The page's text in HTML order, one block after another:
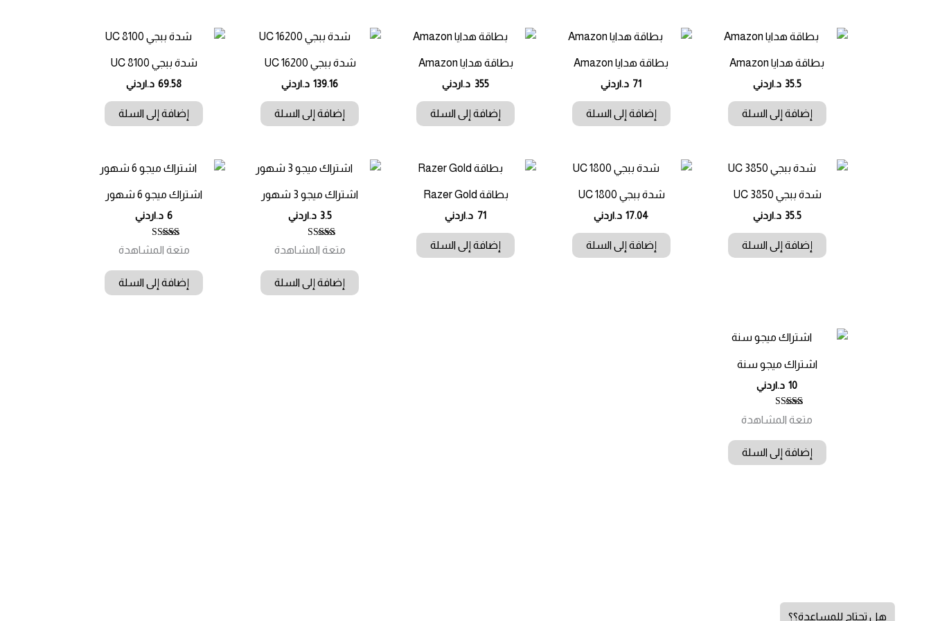
بطاقة هدايا Amazon
35.5 د.اردني
إضافة إلى السلة
بطاقة هدايا Amazon
71 د.اردني
إضافة إلى السلة
بطاقة هدايا Amazon
355 د.اردني
إضافة إلى السلة
شدة ببجي UC 16200
139.16 د.اردني
إضافة إلى السلة
شدة ببجي UC 8100
69.58 د.اردني
إضافة إلى السلة
شدة ببجي UC 3850
35.5 د.اردني
إضافة إلى السلة
شدة ببجي UC 1800
17.04 د.اردني
إضافة إلى السلة
بطاقة Razer Gold
71 د.اردني
إضافة إلى السلة
اشتراك ميجو 3 شهور
3.5 د.اردني
تم التقييم
4.00
متعة المشاهدة
إضافة إلى السلة
اشتراك ميجو 6 شهور
6 د.اردني
تم التقييم
4.71
متعة المشاهدة
إضافة إلى السلة
اشتراك ميجو سنة
10 د.اردني
تم التقييم
5.00
متعة المشاهدة
إضافة إلى السلة
هل تحتاج للمساعدة؟؟